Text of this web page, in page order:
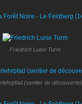
Friedrich Luise Turm
(sentier de découverte)